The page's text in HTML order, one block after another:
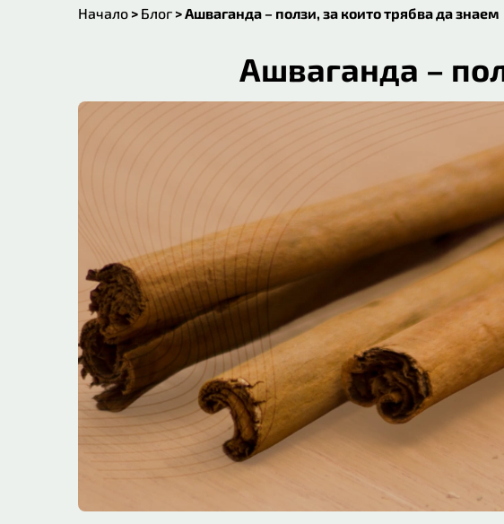
Начало > Блог >Ашваганда – ползи, за които трябва да знаем
Ашваганда –